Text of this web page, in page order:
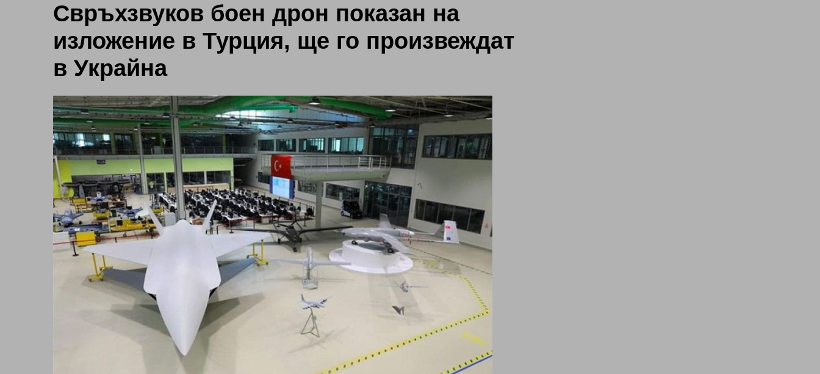
Свръхзвуков боен дрон показан на
изложение в Турция, ще го произвеждат
в Украйна